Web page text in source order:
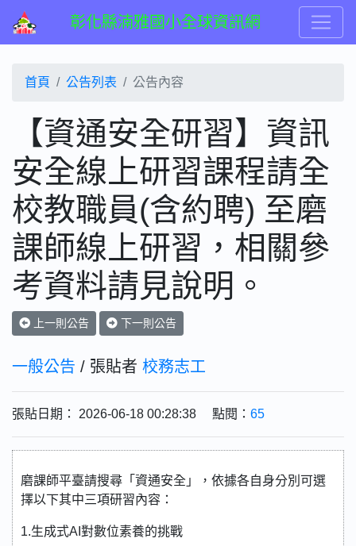
彰化縣湳雅國小全球資訊網
首頁 公告列表 公告內容
【資通安全研習】資訊
安全線上研習課程請全
校教職員(含約聘) 至磨
課師線上研習，相關參
考資料請見說明。
上一則公告 下一則公告
一般公告 / 張貼者 校務志工
張貼日期： 2026-06-18 00:28:38 點閱： 65
磨課師平臺請搜尋「資通安全」，依據各自身分別可選
擇以下其中三項研習內容：
1.生成式AI對數位素養的挑戰